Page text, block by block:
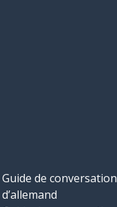
Guide de conversation
d’allemand